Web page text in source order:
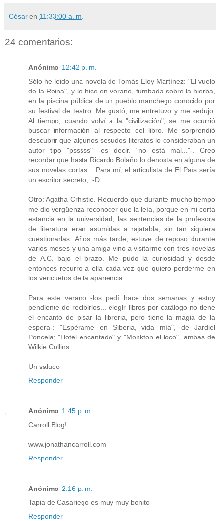
César en 11:33:00 a. m.
24 comentarios:
Anónimo 12:42 p. m.
Sólo he leido una novela de Tomás Eloy Martínez: "El vuelo
de la Reina", y lo hice en verano, tumbada sobre la hierba,
en la piscina pública de un pueblo manchego conocido por
su festival de teatro. Me gustó, me entretuvo y me sedujo.
Al tiempo, cuando volví a la "civilización", se me ocurrió
buscar información al respecto del libro. Me sorprendió
descubrir que algunos sesudos literatos lo consideraban un
autor tipo "psssss" -es decir, "no está mal..."-. Creo
recordar que hasta Ricardo Bolaño lo denosta en alguna de
sus novelas cortas... Para mí, el articulista de El País sería
un escritor secreto, :-D
Otro: Agatha Crhistie. Recuerdo que durante mucho tiempo
me dio vergüenza reconocer que la leía, porque en mi corta
estancia en la universidad, las sentencias de la profesora
de literatura eran asumidas a rajatabla, sin tan siquiera
cuestionarlas. Años más tarde, estuve de reposo durante
varios meses y una amiga vino a visitarme con tres novelas
de A.C. bajo el brazo. Me pudo la curiosidad y desde
entonces recurro a ella cada vez que quiero perderme en
los vericuetos de la apariencia.
Para este verano -los pedí hace dos semanas y estoy
pendiente de recibirlos... elegir libros por catálogo no tiene
el encanto de pisar la libreria, pero tiene la magia de la
espera-: "Espérame en Siberia, vida mía", de Jardiel
Poncela; "Hotel encantado" y "Monkton el loco", ambas de
Wilkie Collins.
Un saludo
Responder
Anónimo 1:45 p. m.
Carroll Blog!
www.jonathancarroll.com
Responder
Anónimo 2:16 p. m.
Tapia de Casariego es muy muy bonito
Responder